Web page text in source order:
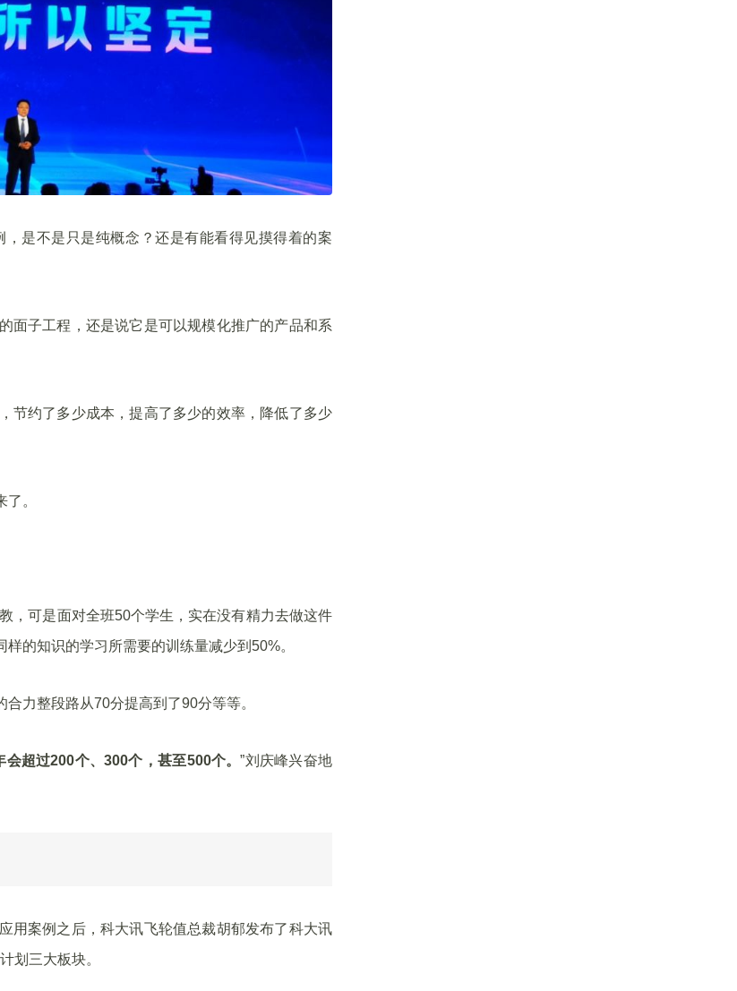
是不是只是纯概念？还是有能看得见摸得着的案
面子工程，还是说它是可以规模化推广的产品和系
节约了多少成本，提高了多少的效率，降低了多少
。
，可是面对全班50个学生，实在没有精力去做这件
的知识的学习所需要的训练量减少到50%。
力整段路从70分提高到了90分等等。
超过200个、300个，甚至500个。”刘庆峰兴奋地
用案例之后，科大讯飞轮值总裁胡郁发布了科大讯
划三大板块。